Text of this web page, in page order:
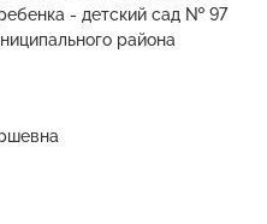
- детский сад № 97
района